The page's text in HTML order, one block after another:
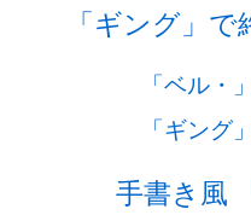
「ギング」
「ベル・
「ギング
手書き風